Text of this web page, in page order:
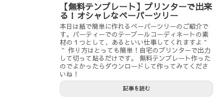
【無料テンプレート】プリンターで出来
る！オシャレなペーパーツリー
本日は紙で簡単に作れるペーパーツリーのご紹介で
す。パーティーでのテーブールコーディネートの素
材の１つとして、あるといい仕事してくれますよ＾
＾ 作り方はとっても簡単！自宅のプリンターで出力
して切って貼るだけです。 無料テンプレート作った
のでよかったらダウンロードして作ってみてくださ
いね！
記事を読む